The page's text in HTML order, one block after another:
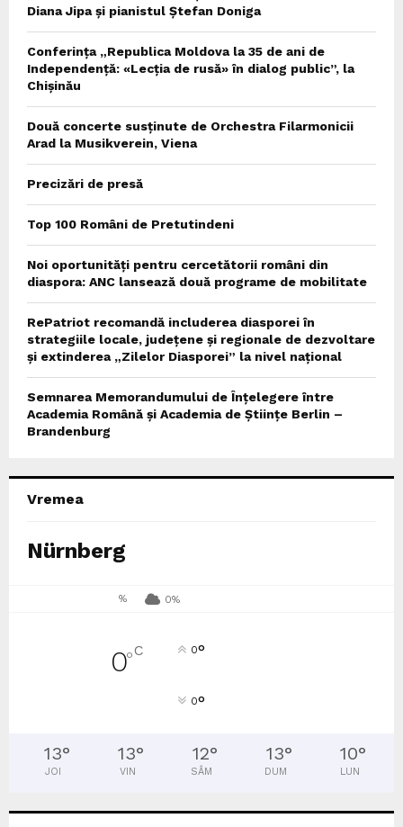
Diana Jipa și pianistul Ștefan Doniga
Conferința „Republica Moldova la 35 de ani de
Independență: «Lecția de rusă» în dialog public”, la
Chișinău
Două concerte susținute de Orchestra Filarmonicii
Arad la Musikverein, Viena
Precizări de presă
Top 100 Români de Pretutindeni
Noi oportunități pentru cercetătorii români din
diaspora: ANC lansează două programe de mobilitate
RePatriot recomandă includerea diasporei în
strategiile locale, județene și regionale de dezvoltare
și extinderea „Zilelor Diasporei” la nivel național
Semnarea Memorandumului de Înțelegere între
Academia Română și Academia de Științe Berlin –
Brandenburg
Vremea
Nürnberg
% 0%
0°C 0°
0°
13°
JOI
13°
VIN
12°
SÂM
13°
DUM
10°
LUN